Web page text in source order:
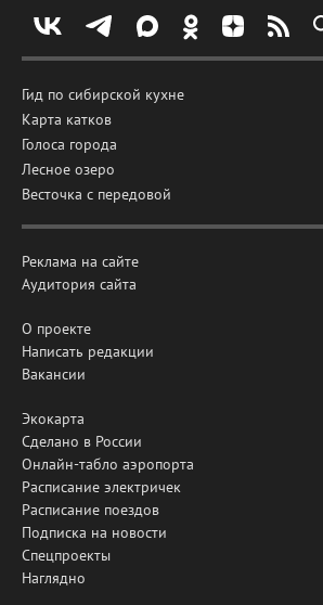
Гид по сибирской кухне
Карта катков
Голоса города
Лесное озеро
Весточка с передовой
Реклама на сайте
Аудитория сайта
О проекте
Написать редакции
Вакансии
Экокарта
Сделано в России
Онлайн-табло аэропорта
Расписание электричек
Расписание поездов
Подписка на новости
Спецпроекты
Наглядно